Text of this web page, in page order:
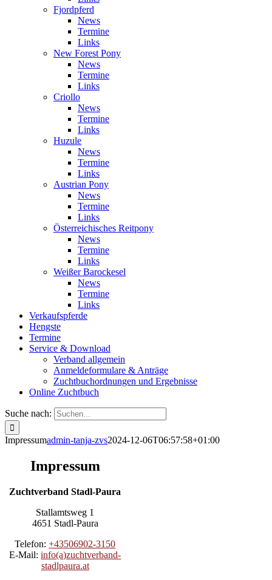
Fjordpferd
News
Termine
Links
New Forest Pony
News
Termine
Links
Criollo
News
Termine
Links
Huzule
News
Termine
Links
Austrian Pony
News
Termine
Links
Österreichisches Reitpony
News
Termine
Links
Weißer Barockesel
News
Termine
Links
Verkaufspferde
Hengste
Termine
Service & Download
Verband allgemein
Anmeldeformulare & Anträge
Zuchtbuchordnungen und Ergebnisse
Online Zuchtbuch
Suche nach:
Impressumadmin-tanja-zvs2024-12-06T06:57:58+01:00
Impressum
Zuchtverband Stadl-Paura
Stallamtsweg 1
4651 Stadl-Paura
Telefon:+43506902-3150
E-Mail:info(a)zuchtverband-
stadlpaura.at